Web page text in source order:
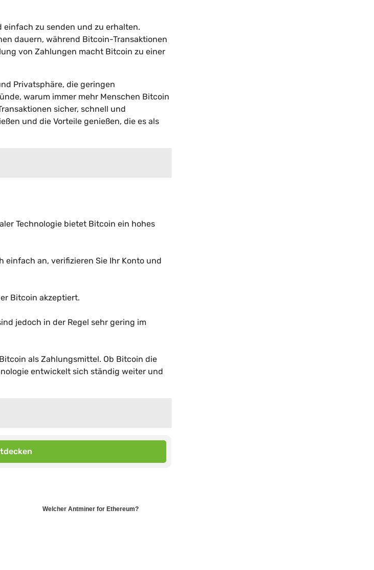
zu senden und zu erhalten.
dauern, während Bitcoin-Transaktionen
von Zahlungen macht Bitcoin zu einer
Privatsphäre, die geringen
warum immer mehr Menschen Bitcoin
sicher, schnell und
und die Vorteile genießen, die es als
Technologie bietet Bitcoin ein hohes
einfach an, verifizieren Sie Ihr Konto und
Bitcoin akzeptiert.
jedoch in der Regel sehr gering im
als Zahlungsmittel. Ob Bitcoin die
entwickelt sich ständig weiter und
Welcher Antminer for Ethereum?